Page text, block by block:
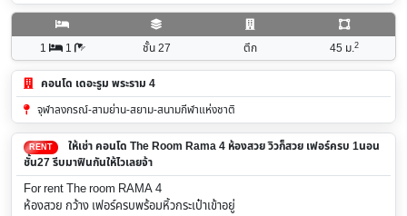
1 1 ชั้น 27 ตึก 45 ม.2
คอนโด เดอะรูม พระราม 4
จุฬาลงกรณ์-สามย่าน-สยาม-สนามกีฬาแห่งชาติ
RENT
ให้เช่า คอนโด The Room Rama 4 ห้องสวย วิวก็สวย เฟอร์ครบ 1นอน
ชั้น27 รีบมาฟินกันให้ไวเลยจ้า
For rent The room RAMA 4
ห้องสวย กว้าง เฟอร์ครบพร้อมหิ้วกระเป๋าเข้าอยู่